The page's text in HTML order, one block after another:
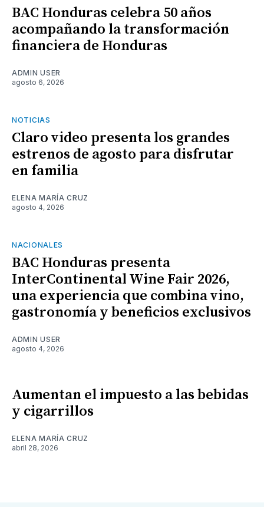
BAC Honduras celebra 50 años
acompañando la transformación
financiera de Honduras
ADMIN USER
agosto 6, 2026
NOTICIAS
Claro video presenta los grandes
estrenos de agosto para disfrutar
en familia
ELENA MARÍA CRUZ
agosto 4, 2026
NACIONALES
BAC Honduras presenta
InterContinental Wine Fair 2026,
una experiencia que combina vino,
gastronomía y beneficios exclusivos
ADMIN USER
agosto 4, 2026
Aumentan el impuesto a las bebidas
y cigarrillos
ELENA MARÍA CRUZ
abril 28, 2026